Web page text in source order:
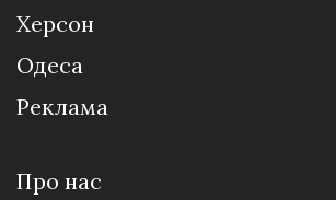
Херсон
Одеса
Реклама
Про нас